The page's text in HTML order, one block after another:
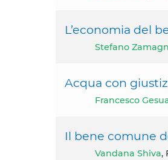
L’economia del
Stefano
Acqua con
Francesco
Il bene comune
Vandana Shiva,